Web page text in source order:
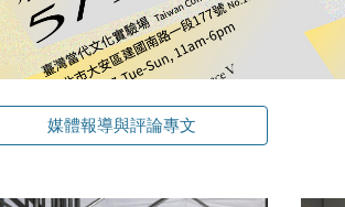
媒體報導與評論專文